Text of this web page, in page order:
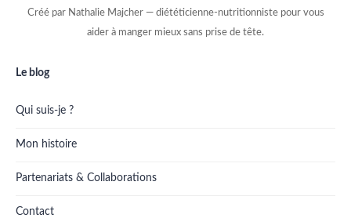
Créé par Nathalie Majcher — diététicienne-nutritionniste pour vous
aider à manger mieux sans prise de tête.
Le blog
Qui suis-je ?
Mon histoire
Partenariats & Collaborations
Contact